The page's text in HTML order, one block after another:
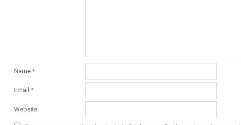
Name *
Email *
Website